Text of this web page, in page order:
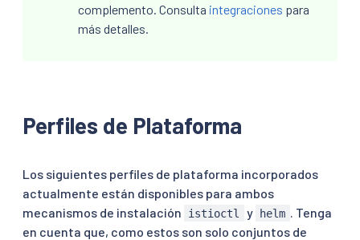
complemento. Consulta integraciones para
más detalles.
Perfiles de Plataforma
Los siguientes perfiles de plataforma incorporados
actualmente están disponibles para ambos
mecanismos de instalación
istioctl y helm
. Tenga
en cuenta que, como estos son solo conjuntos de